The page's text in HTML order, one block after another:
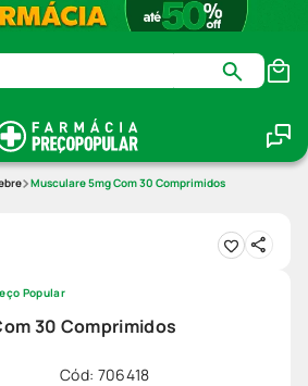
Musculare 5mg Com 30 Comprimidos
30 Comprimidos
Cód: 706418
Popular